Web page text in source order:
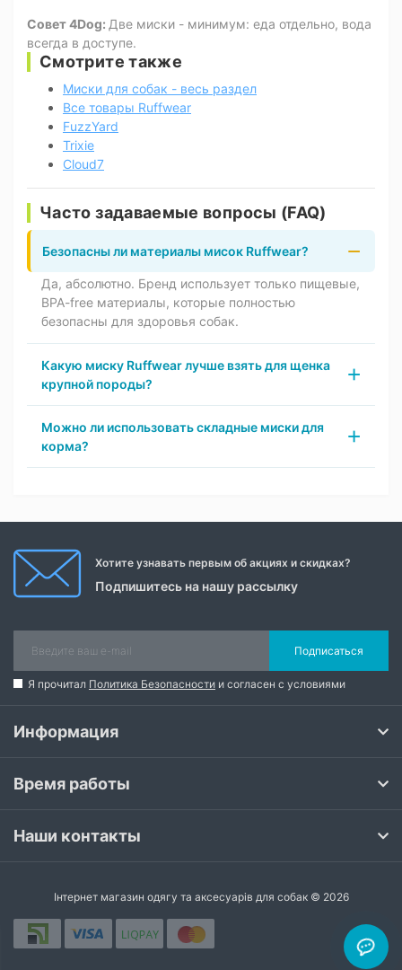
Совет 4Dog: Две миски - минимум: еда отдельно, вода
всегда в доступе.
Смотрите также
Миски для собак - весь раздел
Все товары Ruffwear
FuzzYard
Trixie
Cloud7
Часто задаваемые вопросы (FAQ)
Безопасны ли материалы мисок Ruffwear?
Да, абсолютно. Бренд использует только пищевые,
BPA-free материалы, которые полностью
безопасны для здоровья собак.
Какую миску Ruffwear лучше взять для щенка
крупной породы?
Можно ли использовать складные миски для
корма?
Хотите узнавать первым об акциях и скидках?
Подпишитесь на нашу рассылку
Подписаться
Я прочитал Политика Безопасности и согласен с условиями
Информация
Время работы
Наши контакты
Інтернет магазин одягу та аксесуарів для собак © 2026